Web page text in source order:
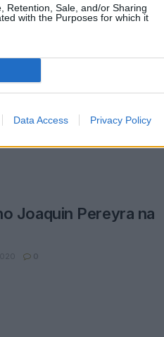
Retention, Sale, and/or Sharing
with the Purposes for which it
Data Access Privacy Policy
de assinar
Joaquin Pereyra na
0